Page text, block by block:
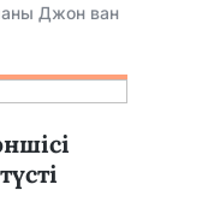
Джон ван